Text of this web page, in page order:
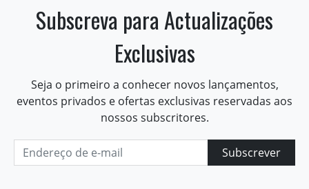
Subscreva para Actualizações
Exclusivas
Seja o primeiro a conhecer novos lançamentos,
eventos privados e ofertas exclusivas reservadas aos
nossos subscritores.
Subscrever